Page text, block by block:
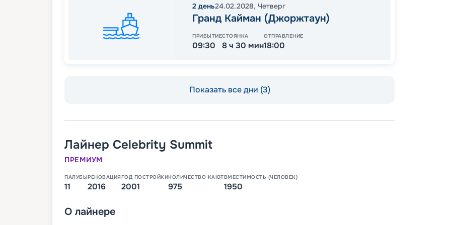
2 день24.02.2028, Четверг
Гранд Кайман (Джоржтаун)
ПРИБЫТИЕ
09:30
СТОЯНКА
8 ч 30 мин
ОТПРАВЛЕНИЕ
18:00
Показать все дни (3)
Лайнер Celebrity Summit
ПРЕМИУМ
ПАЛУБЫ
11
РЕНОВАЦИЯ
2016
ГОД ПОСТРОЙКИ
2001
КОЛИЧЕСТВО КАЮТ
975
ВМЕСТИМОСТЬ (ЧЕЛОВЕК)
1950
О лайнере